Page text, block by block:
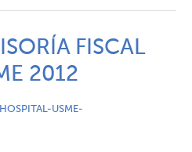
FISCAL
2012
USME-